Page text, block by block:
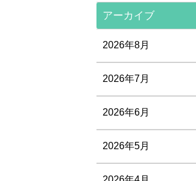
アーカイブ
2026年8月
2026年7月
2026年6月
2026年5月